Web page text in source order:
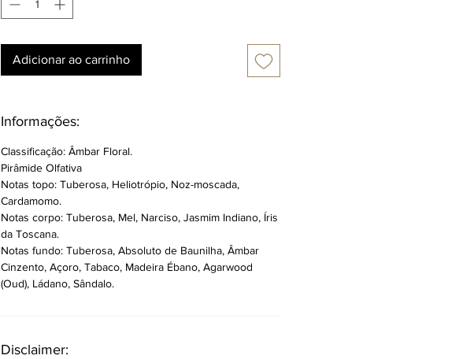
Adicionar ao carrinho
Informações:
Classificação: Âmbar Floral.
Pirâmide Olfativa
Notas topo: Tuberosa, Heliotrópio, Noz-moscada,
Cardamomo.
Notas corpo: Tuberosa, Mel, Narciso, Jasmim Indiano, Íris
da Toscana.
Notas fundo: Tuberosa, Absoluto de Baunilha, Âmbar
Cinzento, Açoro, Tabaco, Madeira Ébano, Agarwood
(Oud), Ládano, Sândalo.
Disclaimer: